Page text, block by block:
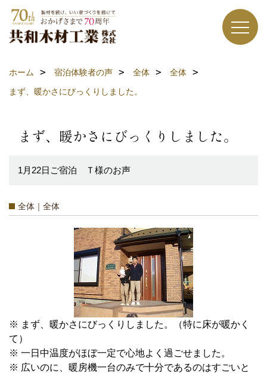
ホーム 宿泊体験者の声 全体
全体
まず、暖かさにびっくりしました。
まず、暖かさにびっくりしました。
1月22日ご宿泊 Ｔ様のお声
全体｜全体
※ まず、暖かさにびっくりしました。（特に床が暖かく
て）
※ 一日中温度がほぼ一定で心地よく過ごせました。
※ 広いのに、暖房機一台のみで十分であるのはすごいと